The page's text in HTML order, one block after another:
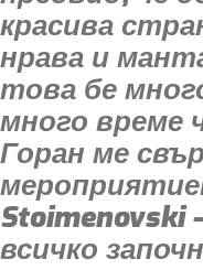
красива
нрава и
това бе
много време
Горан ме
Stoimenovski
всичко